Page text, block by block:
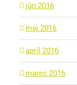
jún 2016
máj 2016
apríl 2016
marec 2016